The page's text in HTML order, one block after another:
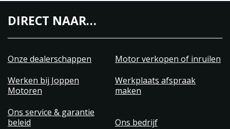
DIRECT NAAR…
Onze dealerschappen
Motor verkopen of inruilen
Werken bij Joppen
Motoren
Werkplaats afspraak
maken
Ons service & garantie
beleid
Ons bedrijf